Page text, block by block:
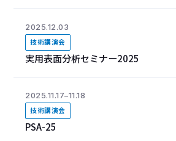
2025.12.03
技術講演会
実用表面分析セミナー2025
2025.11.17–11.18
技術講演会
PSA-25